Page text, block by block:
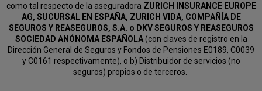
como tal respecto de la aseguradora ZURICH INSURANCE EUROPE
AG, SUCURSAL EN ESPAÑA, ZURICH VIDA, COMPAÑÍA DE
SEGUROS Y REASEGUROS, S.A. o DKV SEGUROS Y REASEGUROS
SOCIEDAD ANÓNOMA ESPAÑOLA(con claves de registro en la
Dirección General de Seguros y Fondos de Pensiones E0189, C0039
y C0161 respectivamente), o b) Distribuidor de servicios (no
seguros) propios o de terceros.